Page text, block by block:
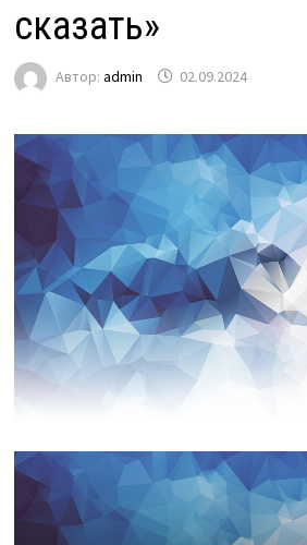
сказать»
Автор: admin 02.09.2024